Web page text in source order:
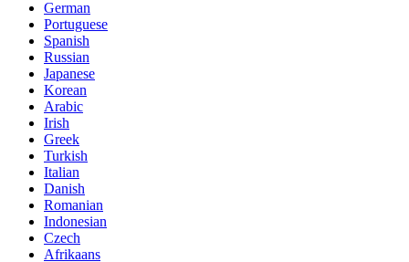
German
Portuguese
Spanish
Russian
Japanese
Korean
Arabic
Irish
Greek
Turkish
Italian
Danish
Romanian
Indonesian
Czech
Afrikaans